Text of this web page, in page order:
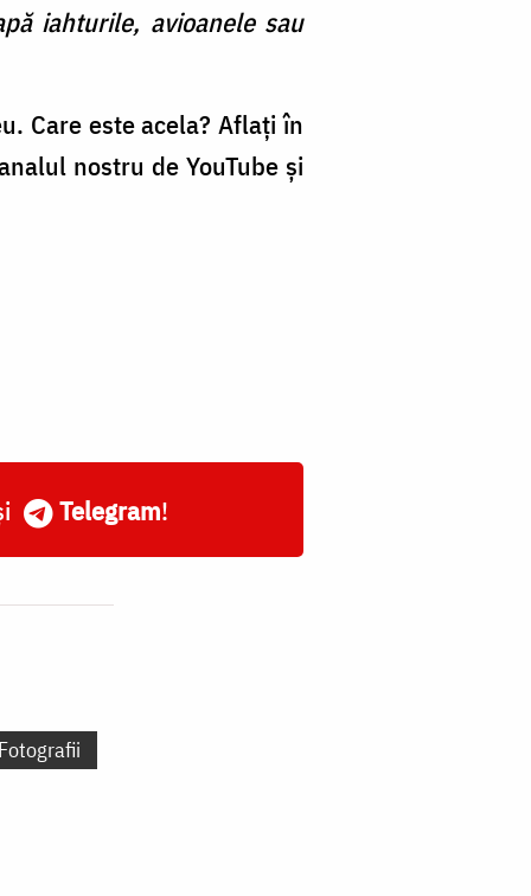
iahturile, avioanele sau
Care este acela? Aflați în
nostru de YouTube și
Telegram!
Fotografii